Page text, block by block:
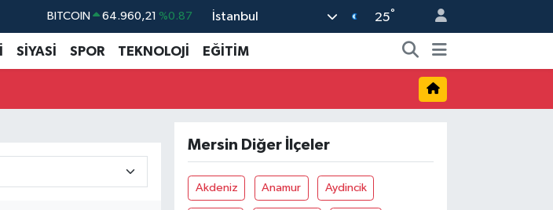
BITCOIN 64.960,21 %0.87
EURO 55,2510 %0.32
%-14
İstanbul 25°
SİYASİ SPOR TEKNOLOJİ EĞİTİM
Mersin Diğer İlçeler
Akdeniz Anamur Aydincik